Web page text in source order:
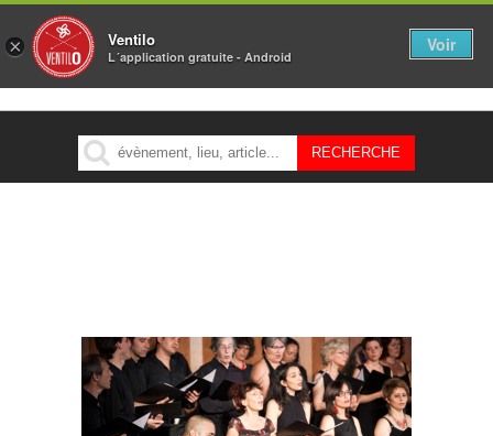
MENU
× Ventilo
L´application gratuite - Android
Voir